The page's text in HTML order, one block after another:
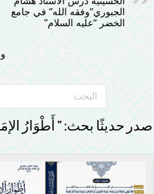
الجبوري”وفقه الله” في جامع
الخضر “عليه السلام”
صدر حديثًا بحث: ” أَطْوَارُ